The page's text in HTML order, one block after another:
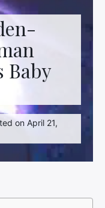
Baby
on April 21,